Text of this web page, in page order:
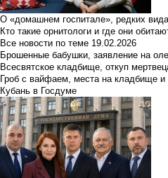
О «домашнем госпитале», редких
Кто такие орнитологи и где они
Все новости по теме 19.02.2026
Брошенные бабушки, заявление на
Всесвятское кладбище, откуп
Гроб с вайфаем, места на кладбище и
Кубань в Госдуме